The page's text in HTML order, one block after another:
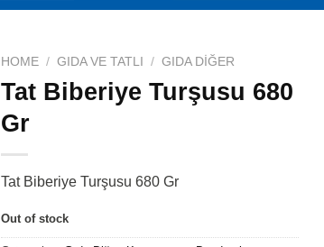
HOME / GIDA VE TATLI / GIDA DIĞER
Tat Biberiye Turşusu 680
Gr
Tat Biberiye Turşusu 680 Gr
Out of stock